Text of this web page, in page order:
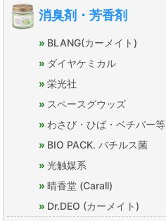
消臭剤・芳香剤
BLANG(カーメイト)
ダイヤケミカル
栄光社
スペースグウッズ
わさび・ひば・ベチバー等
BIO PACK. バチルス菌
光触媒系
晴香堂 (Carall)
Dr.DEO (カーメイト)